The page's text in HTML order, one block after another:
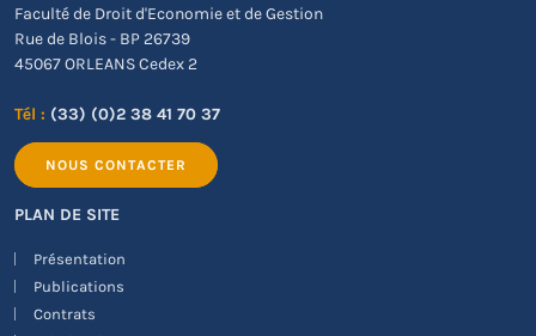
Faculté de Droit d'Economie et de Gestion
Rue de Blois - BP 26739
45067 ORLEANS Cedex 2
Tél : (33) (0)2 38 41 70 37
NOUS CONTACTER
PLAN DE SITE
Présentation
Publications
Contrats